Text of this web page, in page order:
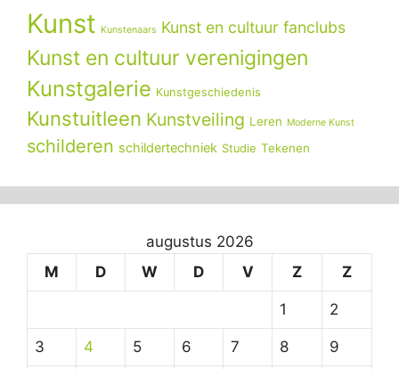
Kunst Kunstenaars Kunst en cultuur fanclubs
Kunst en cultuur verenigingen
Kunstgalerie Kunstgeschiedenis
Kunstuitleen Kunstveiling Leren Moderne Kunst
schilderen schildertechniek Studie Tekenen
augustus 2026
M
D W D V Z Z
1 2
3 4 5 6 7 8 9